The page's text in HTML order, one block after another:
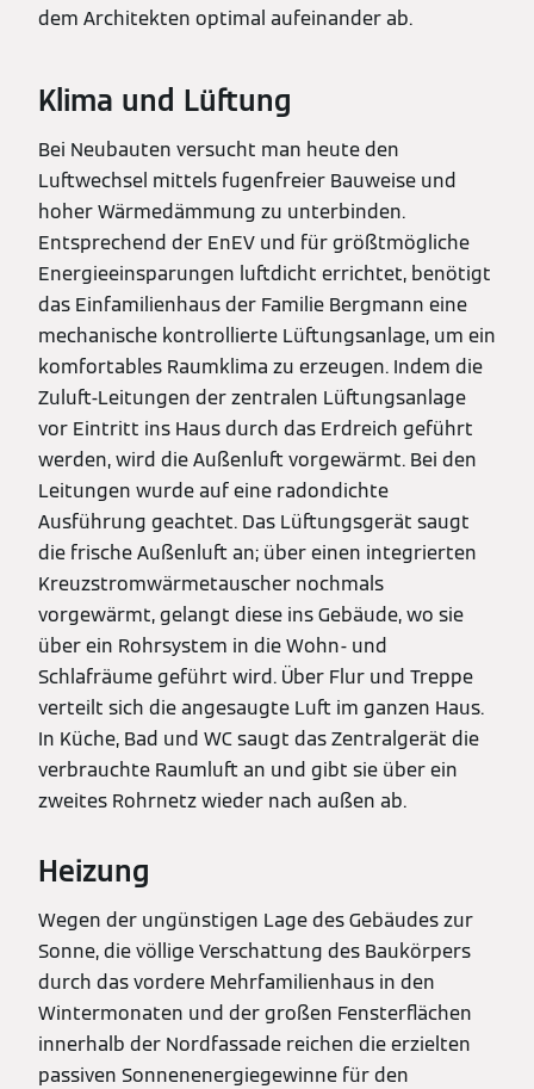
dem Architekten optimal aufeinander ab.
Klima und Lüftung
Bei Neubauten versucht man heute den
Luftwechsel mittels fugenfreier Bauweise und
hoher Wärmedämmung zu unterbinden.
Entsprechend der EnEV und für größtmögliche
Energieeinsparungen luftdicht errichtet, benötigt
das Einfamilienhaus der Familie Bergmann eine
mechanische kontrollierte Lüftungsanlage, um ein
komfortables Raumklima zu erzeugen. Indem die
Zuluft-Leitungen der zentralen Lüftungsanlage
vor Eintritt ins Haus durch das Erdreich geführt
werden, wird die Außenluft vorgewärmt. Bei den
Leitungen wurde auf eine radondichte
Ausführung geachtet. Das Lüftungsgerät saugt
die frische Außenluft an; über einen integrierten
Kreuzstromwärmetauscher nochmals
vorgewärmt, gelangt diese ins Gebäude, wo sie
über ein Rohrsystem in die Wohn- und
Schlafräume geführt wird. Über Flur und Treppe
verteilt sich die angesaugte Luft im ganzen Haus.
In Küche, Bad und WC saugt das Zentralgerät die
verbrauchte Raumluft an und gibt sie über ein
zweites Rohrnetz wieder nach außen ab.
Heizung
Wegen der ungünstigen Lage des Gebäudes zur
Sonne, die völlige Verschattung des Baukörpers
durch das vordere Mehrfamilienhaus in den
Wintermonaten und der großen Fensterflächen
innerhalb der Nordfassade reichen die erzielten
passiven Sonnenenergiegewinne für den